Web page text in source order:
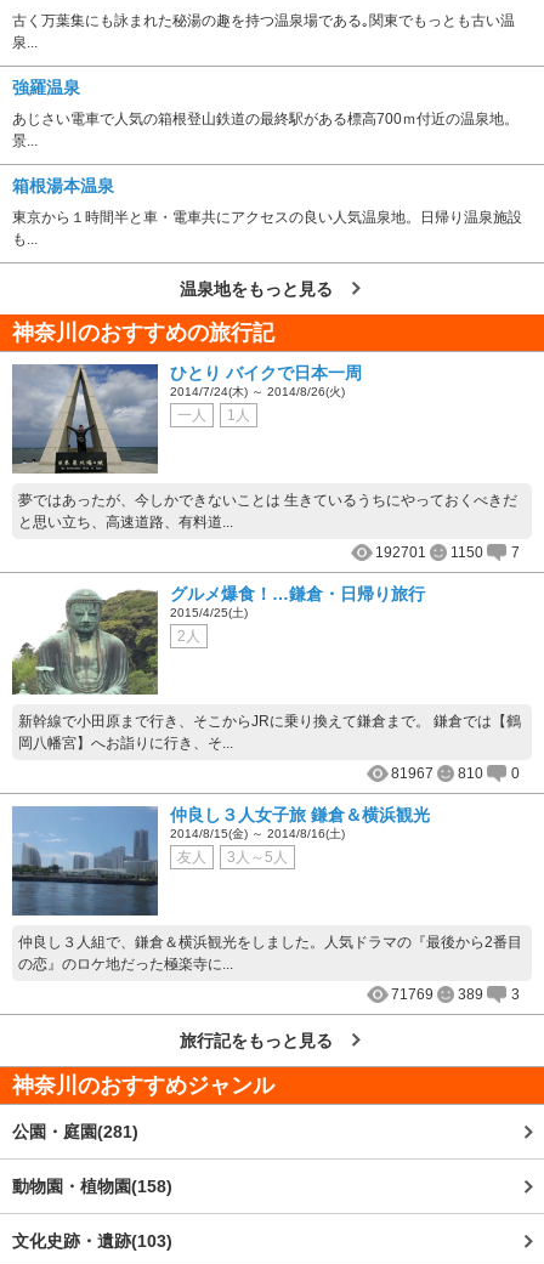
古く万葉集にも詠まれた秘湯の趣を持つ温泉場である｡関東でもっとも古い温
泉...
強羅温泉
あじさい電車で人気の箱根登山鉄道の最終駅がある標高700ｍ付近の温泉地。
景...
箱根湯本温泉
東京から１時間半と車・電車共にアクセスの良い人気温泉地。日帰り温泉施設
も...
温泉地をもっと見る
神奈川のおすすめの旅行記
ひとり バイクで日本一周
2014/7/24(木) ～ 2014/8/26(火)
一人 1人
夢ではあったが、今しかできないことは 生きているうちにやっておくべきだ
と思い立ち、高速道路、有料道...
192701
1150 7
グルメ爆食！…鎌倉・日帰り旅行
2015/4/25(土)
2人
新幹線で小田原まで行き、そこからJRに乗り換えて鎌倉まで。 鎌倉では【鶴
岡八幡宮】へお詣りに行き、そ...
81967
810 0
仲良し３人女子旅 鎌倉＆横浜観光
2014/8/15(金) ～ 2014/8/16(土)
友人 3人～5人
仲良し３人組で、鎌倉＆横浜観光をしました。人気ドラマの『最後から2番目
の恋』のロケ地だった極楽寺に...
71769
389 3
旅行記をもっと見る
神奈川 のおすすめジャンル
公園・庭園(281)
動物園・植物園(158)
文化史跡・遺跡(103)